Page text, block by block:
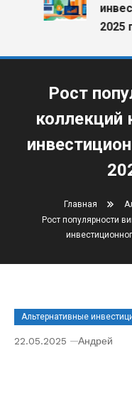
2025
Рост
коллекций
Главная
Рост популярности
Альтернативные
22.05.2025 Андрей